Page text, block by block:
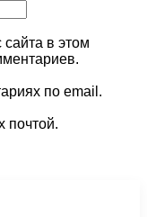
в этом
по email.
почтой.